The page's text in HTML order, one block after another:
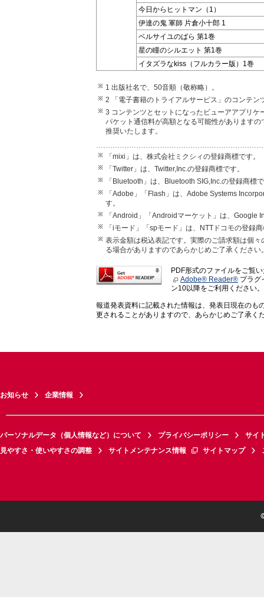
今日からヒットマン（1）
伊達の鬼 軍師 片倉小十郎 1
ベルサイユのばら 第1巻
星の瞳のシルエット 第1巻
イタズラなkiss（フルカラー版）1巻
1 出版社名で、50音順（敬称略）。
2 「電子書籍のトライアルサービス」のコンテ
3 コンテンツとセットになったビューアアプリ
パケット通信料が高額となる可能性があります
推奨いたします。
「mixi」は、株式会社ミクシィの登録商標です。
「Twitter」は、Twitter,Inc.の登録商標です。
「Bluetooth」は、Bluetooth SIG,Inc.の登録商標
「Adobe」「Flash」は、Adobe Systems
す。
「Android」「Androidマーケット」は、Google
「iモード」「spモード」は、NTTドコモの登録
表示金額は税込表記です。実際のご請求額は個
る場合がありますのであらかじめご了承ください
PDF形式のファイルをご覧
Adobe® Reader® プラグ
ン10以降をご利用ください。
報道発表資料に記載された情報は、発表日現在のも
更されることがありますので、あらかじめご了承く
お知らせ 企業情報
パーソナルデータ（個人情報など）について プライバシーポリシー
サイ
見やすさ・使いやすさの調整
サイトメンテナンス情報 サイトマップ